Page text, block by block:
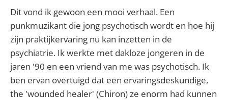
Dit vond ik gewoon een mooi verhaal. Een
punkmuzikant die jong psychotisch wordt en hoe hij
zijn praktijkervaring nu kan inzetten in de
psychiatrie. Ik werkte met dakloze jongeren in de
jaren '90 en een vriend van me was psychotisch. Ik
ben ervan overtuigd dat een ervaringsdeskundige,
the 'wounded healer' (Chiron) ze enorm had kunnen